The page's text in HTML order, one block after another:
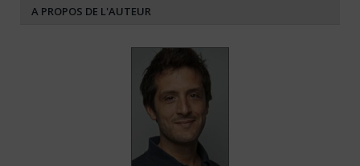
A PROPOS DE L'AUTEUR